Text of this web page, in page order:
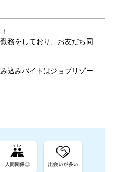
務をしており、お友だち同
込みバイトはジョブリゾー